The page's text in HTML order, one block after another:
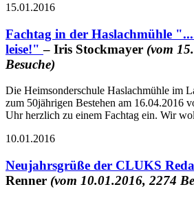
15.01.2016
Fachtag in der Haslachmühle
leise!"– Iris Stockmayer (vom
Besuche)
Die Heimsonderschule Haslachmühle im
zum 50jährigen Bestehen am 16.04.2016
Uhr herzlich zu einem Fachtag ein. Wir
10.01.2016
Neujahrsgrüße der CLUKS
Renner (vom 10.01.2016, 2274